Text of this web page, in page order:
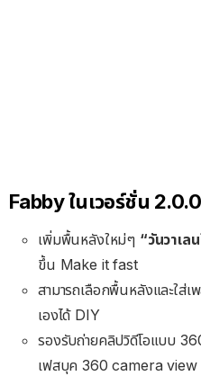
Fabby ในเวอร์ชั่น
เพิ่มพื้นหลังใหม่ๆ “วันวาเล
ขึ้น Make it fast
สามารถเลือกพื้นหลังและใส่
เองได้ DIY
รองรับถ่ายคลิปวิดีโอแบบ
เฟสบุค 360 camera view